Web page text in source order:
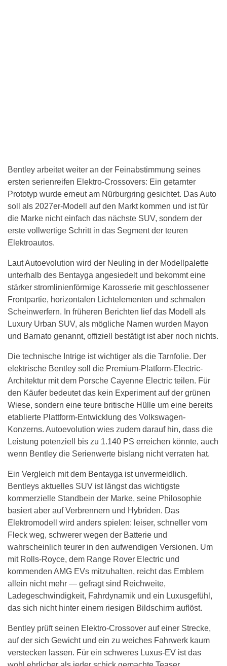
Bentley arbeitet weiter an der Feinabstimmung seines
ersten serienreifen Elektro-Crossovers: Ein getarnter
Prototyp wurde erneut am Nürburgring gesichtet. Das Auto
soll als 2027er-Modell auf den Markt kommen und ist für
die Marke nicht einfach das nächste SUV, sondern der
erste vollwertige Schritt in das Segment der teuren
Elektroautos.
Laut Autoevolution wird der Neuling in der Modellpalette
unterhalb des Bentayga angesiedelt und bekommt eine
stärker stromlinienförmige Karosserie mit geschlossener
Frontpartie, horizontalen Lichtelementen und schmalen
Scheinwerfern. In früheren Berichten lief das Modell als
Luxury Urban SUV, als mögliche Namen wurden Mayon
und Barnato genannt, offiziell bestätigt ist aber noch nichts.
Die technische Intrige ist wichtiger als die Tarnfolie. Der
elektrische Bentley soll die Premium-Platform-Electric-
Architektur mit dem Porsche Cayenne Electric teilen. Für
den Käufer bedeutet das kein Experiment auf der grünen
Wiese, sondern eine teure britische Hülle um eine bereits
etablierte Plattform-Entwicklung des Volkswagen-
Konzerns. Autoevolution wies zudem darauf hin, dass die
Leistung potenziell bis zu 1.140 PS erreichen könnte, auch
wenn Bentley die Serienwerte bislang nicht verraten hat.
Ein Vergleich mit dem Bentayga ist unvermeidlich.
Bentleys aktuelles SUV ist längst das wichtigste
kommerzielle Standbein der Marke, seine Philosophie
basiert aber auf Verbrennern und Hybriden. Das
Elektromodell wird anders spielen: leiser, schneller vom
Fleck weg, schwerer wegen der Batterie und
wahrscheinlich teurer in den aufwendigen Versionen. Um
mit Rolls-Royce, dem Range Rover Electric und
kommenden AMG EVs mitzuhalten, reicht das Emblem
allein nicht mehr — gefragt sind Reichweite,
Ladegeschwindigkeit, Fahrdynamik und ein Luxusgefühl,
das sich nicht hinter einem riesigen Bildschirm auflöst.
Bentley prüft seinen Elektro-Crossover auf einer Strecke,
auf der sich Gewicht und ein zu weiches Fahrwerk kaum
verstecken lassen. Für ein schweres Luxus-EV ist das